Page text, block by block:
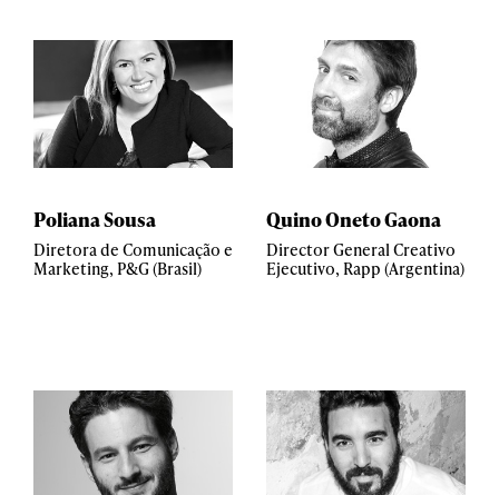
Poliana Sousa
Diretora de Comunicação e
Marketing, P&G (Brasil)
Quino Oneto Gaona
Director General Creativo
Ejecutivo, Rapp (Argentina)